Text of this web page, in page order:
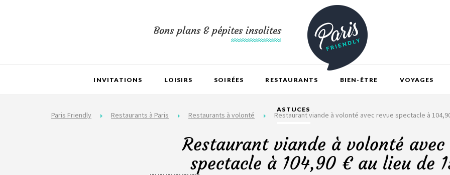
Bons plans & pépites insolites
INVITATIONS LOISIRS SOIRÉES RESTAURANTS BIEN-ÊTRE VOYAGES
ASTUCES
Paris Friendly Restaurants à Paris Restaurants à volonté Restaurant viande à volonté avec revue spectacle à
Restaurant viande à volonté avec
spectacle à 104,90 € au lieu de